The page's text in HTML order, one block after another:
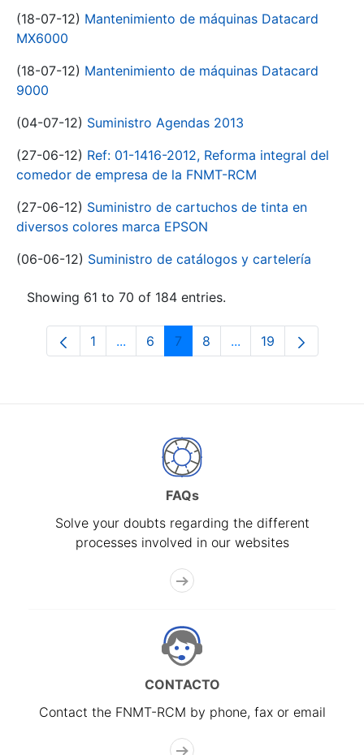
(18-07-12) Mantenimiento de máquinas Datacard
MX6000
(18-07-12) Mantenimiento de máquinas Datacard
9000
(04-07-12) Suministro Agendas 2013
(27-06-12) Ref: 01-1416-2012, Reforma integral del
comedor de empresa de la FNMT-RCM
(27-06-12) Suministro de cartuchos de tinta en
diversos colores marca EPSON
(06-06-12) Suministro de catálogos y cartelería
Showing 61 to 70 of 184 entries.
Page
1 ...Intermediate Pages Use TAB to
Page
6 Page
7 Page
8 ...Intermediate Pages
Page
19
FAQs
Solve your doubts regarding the different
processes involved in our websites
CONTACTO
Contact the FNMT-RCM by phone, fax or email